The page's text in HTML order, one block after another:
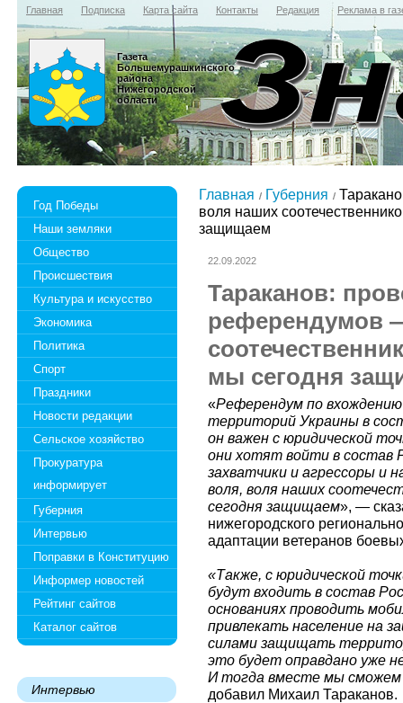
Главная Подписка Карта сайта Контакты Редакция Реклама в
Газета
Большемурашкинского
района
Нижегородской
области
Год Победы
Наши земляки
Общество
Происшествия
Культура и искусство
Экономика
Политика
Спорт
Праздники
Новости редакции
Сельское хозяйство
Прокуратура
информирует
Губерния
Интервью
Поправки в Конституцию
Информер новостей
Рейтинг сайтов
Каталог сайтов
Интервью
Главная Губерния
воля наших
защищаем
22.09.2022
Тараканов:
референдумов
мы сегодня
«Референдум по
территорий Украины в
он важен с юридической
они хотят войти в состав
захватчики и агрессоры и
воля, воля наших
сегодня защищаем», —
нижегородского
адаптации ветеранов
«Также, с юридической
будут входить в состав
основаниях проводить
привлекать население на
силами защищать
это будет оправдано уже
И тогда вместе мы сможем
добавил Михаил Тараканов.